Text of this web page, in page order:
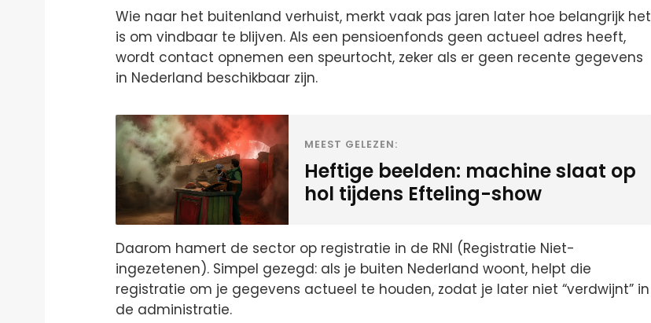
Wie naar het buitenland verhuist, merkt vaak pas jaren later hoe belangrijk het
is om vindbaar te blijven. Als een pensioenfonds geen actueel adres heeft,
wordt contact opnemen een speurtocht, zeker als er geen recente gegevens
in Nederland beschikbaar zijn.
MEEST GELEZEN:
Heftige beelden: machine slaat op
hol tijdens Efteling-show
Daarom hamert de sector op registratie in de RNI (Registratie Niet-
ingezetenen). Simpel gezegd: als je buiten Nederland woont, helpt die
registratie om je gegevens actueel te houden, zodat je later niet “verdwijnt” in
de administratie.